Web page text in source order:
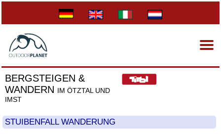
BERGSTEIGEN &
WANDERN IM ÖTZTAL UND
IMST
STUIBENFALL WANDERUNG